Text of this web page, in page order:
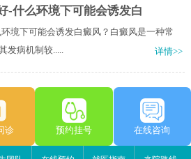
-什么环境下可能会诱发白
境下可能会诱发白癜风？白癜风是一种常
发病机制较.....
详情>>
诊 预约挂号 在线咨询